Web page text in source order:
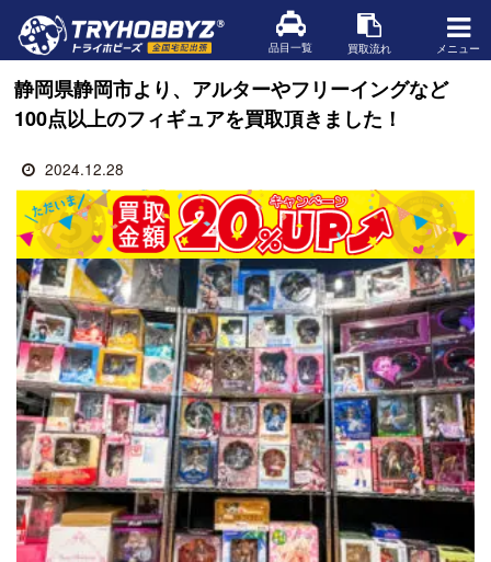
品目一覧 買取流れ メニュー
静岡県静岡市より、アルターやフリーイングなど
100点以上のフィギュアを買取頂きました！
2024.12.28